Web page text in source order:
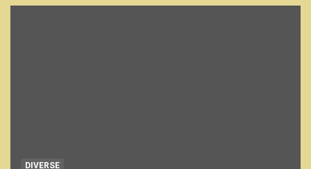
DIVERSE